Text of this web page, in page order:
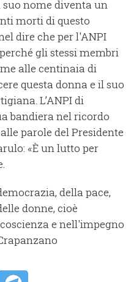
suo nome diventa un
morti di questo
dire che per l'ANPI
gli stessi membri
alle centinaia di
questa donna e il suo
L’ANPI di
bandiera nel ricordo
parole del Presidente
«È un lutto per
della pace,
donne, cioè
e nell'impegno